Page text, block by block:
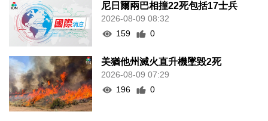
尼日爾兩巴相撞22死包括17士兵
2026-08-09 08:32
159
0
美猶他州滅火直升機墜毀2死
2026-08-09 07:29
196
0